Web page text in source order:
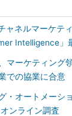
ャネルマーケテ
Intelligence」
マーケティング
での協業に合意
・オートメーシ
ンライン調査